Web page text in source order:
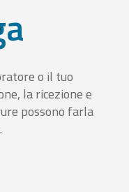
o il tuo
la ricezione e
possono farla